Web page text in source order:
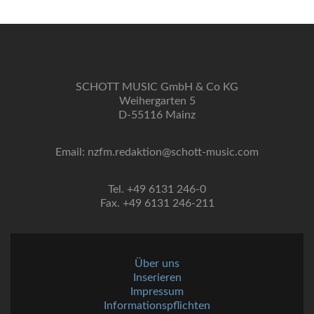
SCHOTT MUSIC GmbH & Co KG
Weihergarten 5
D-55116 Mainz
Email: nzfm.redaktion@schott-music.com
Tel. +49 6131 246-0
Fax. +49 6131 246-211
Über uns
Inserieren
Impressum
Informationspflichten